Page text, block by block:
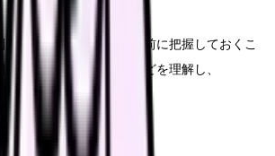
配慮事項について、事前に把握しておくこ
や習慣的な配慮事項などを理解し、
しょう。